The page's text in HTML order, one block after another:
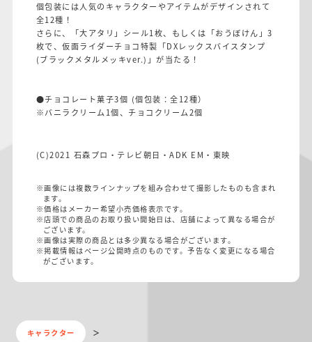
個包装には人気のキャラクターやアイテムがデザインされて
全12種！
さらに、「大アタリ」シール1枚、もしくは「おうぼけん」3
枚で、仮面ライダーチョコ特製「DXレックスバイスタンプ
(ブラックメタルメッキver.)」が当たる！
●チョコレート菓子3個 (個包装：全12種）
※バニラクリーム1個、チョコクリーム2個
(C)2021 石森プロ・テレビ朝日・ADK EM・東映
※画像には複数ラインナップを組み合わせて撮影したものも含まれ
ます。
※価格はメーカー希望小売価格表示です。
※店頭での商品のお取り扱い開始日は、店舗によって異なる場合が
ございます。
※画像は実際の商品とは多少異なる場合がございます。
※掲載情報はページ公開時点のものです。予告なく変更になる場合
がございます。
キャラクター